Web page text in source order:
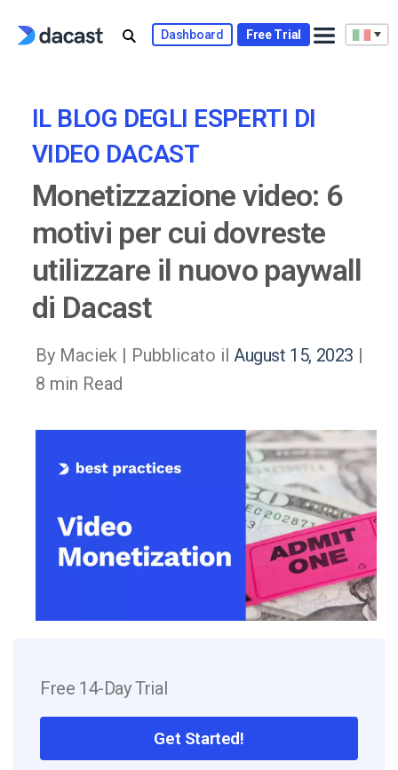
Dashboard Free Trial
IL BLOG DEGLI ESPERTI DI
VIDEO DACAST
Monetizzazione video: 6
motivi per cui dovreste
utilizzare il nuovo paywall
di Dacast
By Maciek | Pubblicato il August 15, 2023 |
8 min Read
Free 14-Day Trial
Get Started!